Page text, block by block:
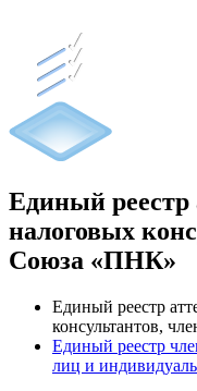
Единый реестр
налоговых
Союза «ПНК»
Единый реестр
консультантов,
Единый реестр
лиц и